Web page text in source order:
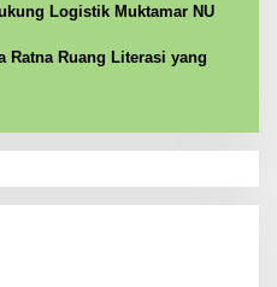
Logistik Muktamar NU
Ratna Ruang Literasi yang